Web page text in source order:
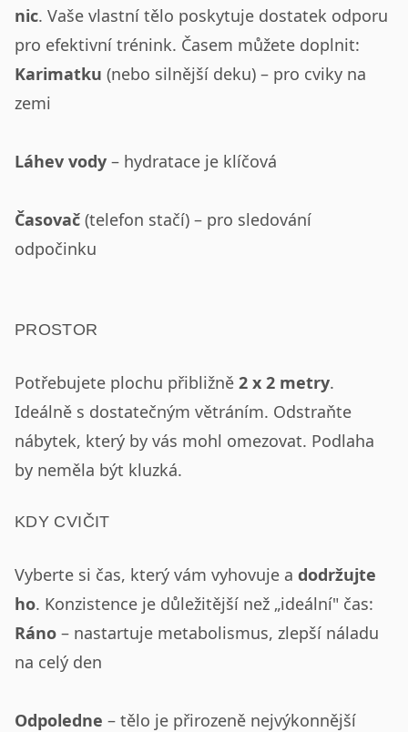
nic. Vaše vlastní tělo poskytuje dostatek odporu
pro efektivní trénink. Časem můžete doplnit:
Karimatku (nebo silnější deku) – pro cviky na
zemi
Láhev vody – hydratace je klíčová
Časovač (telefon stačí) – pro sledování
odpočinku
PROSTOR
Potřebujete plochu přibližně 2 x 2 metry.
Ideálně s dostatečným větráním. Odstraňte
nábytek, který by vás mohl omezovat. Podlaha
by neměla být kluzká.
KDY CVIČIT
Vyberte si čas, který vám vyhovuje a dodržujte
ho. Konzistence je důležitější než „ideální" čas:
Ráno – nastartuje metabolismus, zlepší náladu
na celý den
Odpoledne – tělo je přirozeně nejvýkonnější